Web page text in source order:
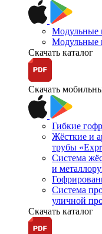
Модульные
Модульные
Скачать каталог
Скачать
Гибкие
Жёсткие и
трубы
Система
и
Система
уличной
Скачать каталог